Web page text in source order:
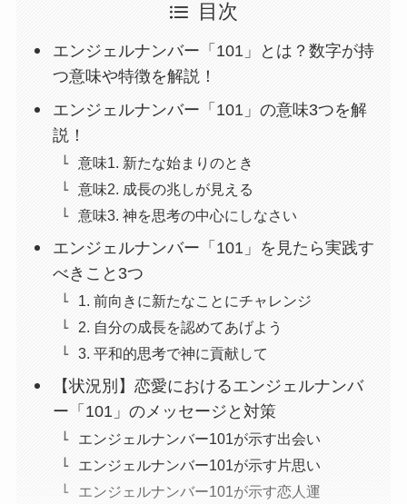
目次
エンジェルナンバー「101」とは？数字が持
つ意味や特徴を解説！
エンジェルナンバー「101」の意味3つを解
説！
意味1. 新たな始まりのとき
意味2. 成長の兆しが見える
意味3. 神を思考の中心にしなさい
エンジェルナンバー「101」を見たら実践す
べきこと3つ
1. 前向きに新たなことにチャレンジ
2. 自分の成長を認めてあげよう
3. 平和的思考で神に貢献して
【状況別】恋愛におけるエンジェルナンバ
ー「101」のメッセージと対策
エンジェルナンバー101が示す出会い
エンジェルナンバー101が示す片思い
エンジェルナンバー101が示す恋人運